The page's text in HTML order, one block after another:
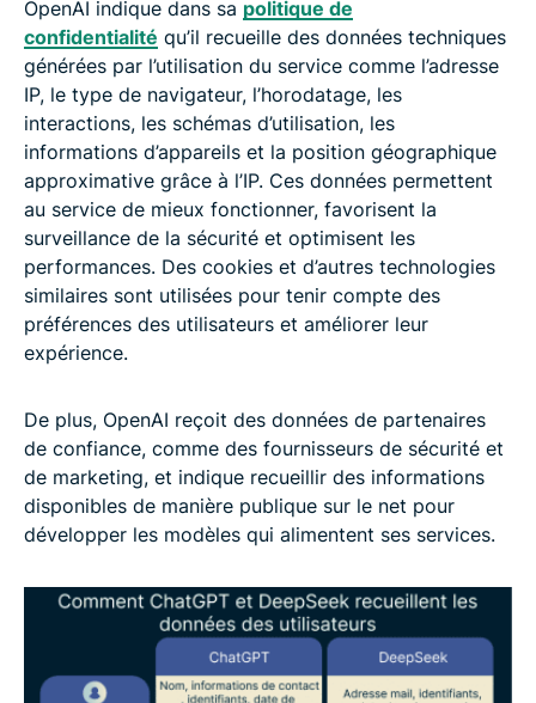
OpenAI indique dans sa politique de
confidentialité qu’il recueille des données techniques
générées par l’utilisation du service comme l’adresse
IP, le type de navigateur, l’horodatage, les
interactions, les schémas d’utilisation, les
informations d’appareils et la position géographique
approximative grâce à l’IP. Ces données permettent
au service de mieux fonctionner, favorisent la
surveillance de la sécurité et optimisent les
performances. Des cookies et d’autres technologies
similaires sont utilisées pour tenir compte des
préférences des utilisateurs et améliorer leur
expérience.
De plus, OpenAI reçoit des données de partenaires
de confiance, comme des fournisseurs de sécurité et
de marketing, et indique recueillir des informations
disponibles de manière publique sur le net pour
développer les modèles qui alimentent ses services.